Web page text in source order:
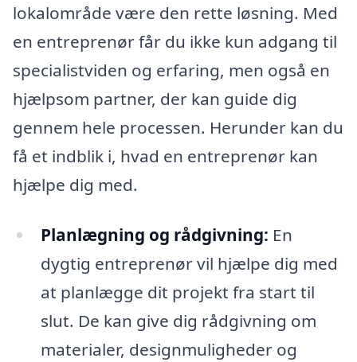
lokalområde være den rette løsning. Med
en entreprenør får du ikke kun adgang til
specialistviden og erfaring, men også en
hjælpsom partner, der kan guide dig
gennem hele processen. Herunder kan du
få et indblik i, hvad en entreprenør kan
hjælpe dig med.
Planlægning og rådgivning: En
dygtig entreprenør vil hjælpe dig med
at planlægge dit projekt fra start til
slut. De kan give dig rådgivning om
materialer, designmuligheder og